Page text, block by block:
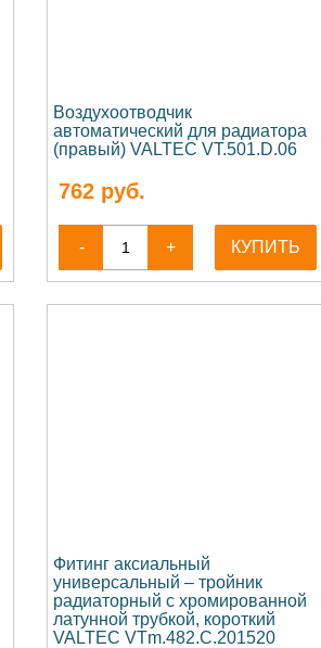
Воздухоотводчик
автоматический для радиатора
(правый) VALTEC VT.501.D.06
762 руб.
- + КУПИТЬ
Фитинг аксиальный
универсальный – тройник
радиаторный с хромированной
латунной трубкой, короткий
VALTEC VTm.482.C.201520